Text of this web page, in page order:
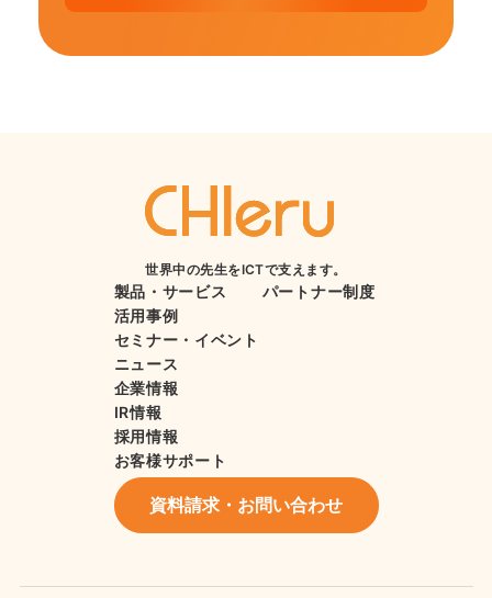
世界中の先生をICTで支えます。
製品・サービス
活用事例
セミナー・イベント
ニュース
企業情報
IR情報
採用情報
お客様サポート
パートナー制度
資料請求・お問い合わせ